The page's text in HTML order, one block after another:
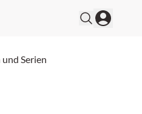
Serien